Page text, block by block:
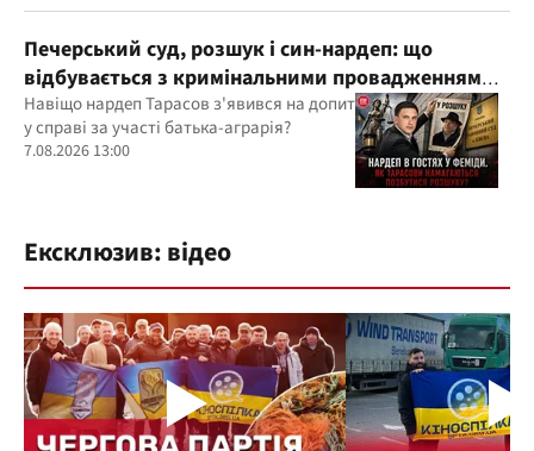
Печерський суд, розшук і син-нардеп: що
відбувається з кримінальними провадженнями
за участі агробарона Тарасова?
Навіщо нардеп Тарасов з'явився на допит
у справі за участі батька-аграрія?
7.08.2026 13:00
Ексклюзив: відео